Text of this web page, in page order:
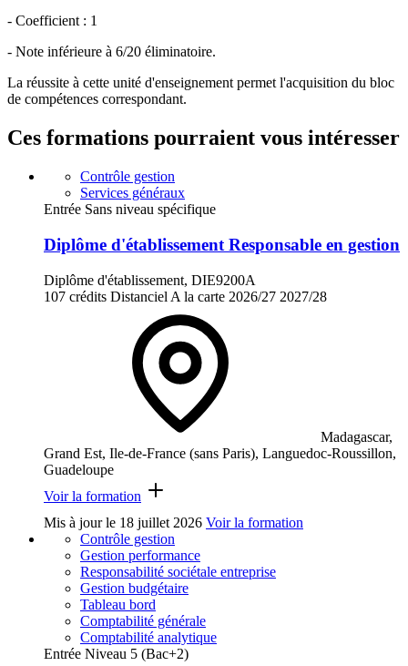
- Coefficient : 1
- Note inférieure à 6/20 éliminatoire.
La réussite à cette unité d'enseignement permet l'acquisition du bloc
de compétences correspondant.
Ces formations pourraient vous intéresser
Contrôle gestion
Services généraux
Entrée Sans niveau spécifique
Diplôme d'établissement Responsable en gestion
Diplôme d'établissement, DIE9200A
107 crédits Distanciel A la carte 2026/27 2027/28
Madagascar,
Grand Est, Ile-de-France (sans Paris), Languedoc-Roussillon,
Guadeloupe
Voir la formation
Mis à jour le 18 juillet 2026 Voir la formation
Contrôle gestion
Gestion performance
Responsabilité sociétale entreprise
Gestion budgétaire
Tableau bord
Comptabilité générale
Comptabilité analytique
Entrée Niveau 5 (Bac+2)